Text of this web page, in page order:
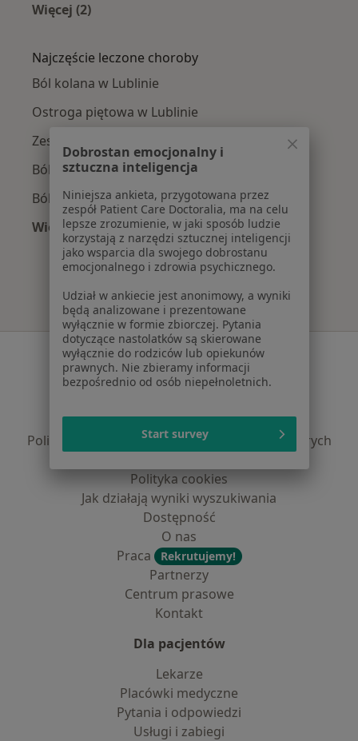
Więcej (2)
Najczęście leczone choroby
Ból kolana w Lublinie
Ostroga piętowa w Lublinie
Zespół cieśni nadgarstka w Lublinie
Ból barku w Lublinie
Ból biodra w Lublinie
Więcej (15)
Więcej w kategorii: Najczęście leczone
Serwis
Regulamin
Polityka prywatności profesjonalistów
Polityka prywatności dla profesjonalistów, których
Polityka cookies
Jak działają wyniki wyszukiwania
Dostępność
O nas
Praca
Rekrutujemy!
Partnerzy
Centrum prasowe
Kontakt
Dla pacjentów
Lekarze
Placówki medyczne
Pytania i odpowiedzi
Usługi i zabiegi
Dobrostan emocjonalny i
sztuczna inteligencja
Niniejsza ankieta, przygotowana przez
zespół Patient Care Doctoralia, ma na celu
lepsze zrozumienie, w jaki sposób ludzie
korzystają z narzędzi sztucznej inteligencji
jako wsparcia dla swojego dobrostanu
emocjonalnego i zdrowia psychicznego.
Udział w ankiecie jest anonimowy, a wyniki
będą analizowane i prezentowane
wyłącznie w formie zbiorczej. Pytania
dotyczące nastolatków są skierowane
wyłącznie do rodziców lub opiekunów
prawnych. Nie zbieramy informacji
bezpośrednio od osób niepełnoletnich.
Start survey